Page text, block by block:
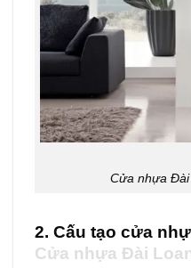
Cửa nhựa Đài
2. Cấu tạo cửa
Cửa nhựa Đài